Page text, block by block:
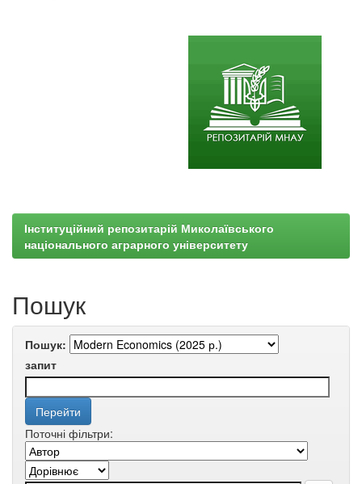
Інституційний репозитарій Миколаївського
національного аграрного університету
Пошук
Пошук:
запит
Поточні фільтри: